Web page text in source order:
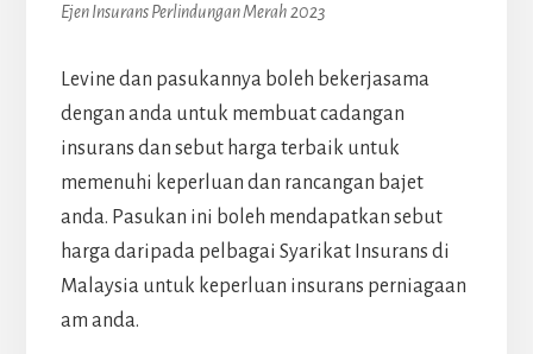
Ejen Insurans Perlindungan Merah 2023
Levine dan pasukannya boleh bekerjasama
dengan anda untuk membuat cadangan
insurans dan sebut harga terbaik untuk
memenuhi keperluan dan rancangan bajet
anda. Pasukan ini boleh mendapatkan sebut
harga daripada pelbagai Syarikat Insurans di
Malaysia untuk keperluan insurans perniagaan
am anda.